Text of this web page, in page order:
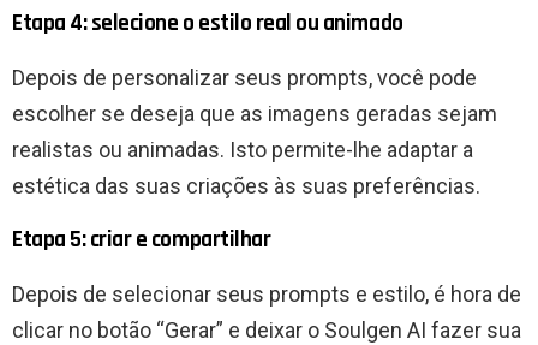
Etapa 4: selecione o estilo real ou animado
Depois de personalizar seus prompts, você pode
escolher se deseja que as imagens geradas sejam
realistas ou animadas. Isto permite-lhe adaptar a
estética das suas criações às suas preferências.
Etapa 5: criar e compartilhar
Depois de selecionar seus prompts e estilo, é hora de
clicar no botão “Gerar” e deixar o Soulgen AI fazer sua